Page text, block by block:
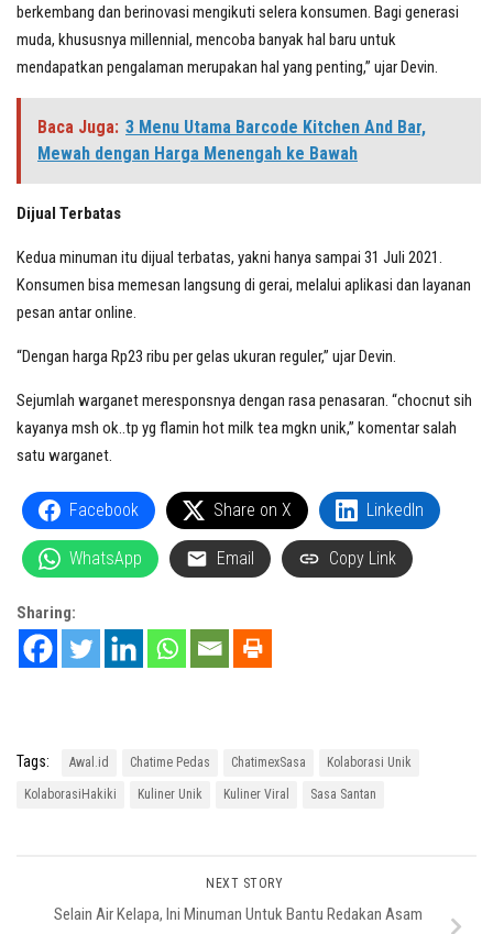
berkembang dan berinovasi mengikuti selera konsumen. Bagi generasi
muda, khususnya millennial, mencoba banyak hal baru untuk
mendapatkan pengalaman merupakan hal yang penting,” ujar Devin.
Baca Juga: 3 Menu Utama Barcode Kitchen And Bar,
Mewah dengan Harga Menengah ke Bawah
Dijual Terbatas
Kedua minuman itu dijual terbatas, yakni hanya sampai 31 Juli 2021.
Konsumen bisa memesan langsung di gerai, melalui aplikasi dan layanan
pesan antar online.
“Dengan harga Rp23 ribu per gelas ukuran reguler,” ujar Devin.
Sejumlah warganet meresponsnya dengan rasa penasaran. “chocnut sih
kayanya msh ok..tp yg flamin hot milk tea mgkn unik,” komentar salah
satu warganet.
Facebook Share on X LinkedIn
WhatsApp Email Copy Link
Sharing:
Tags: Awal.id Chatime Pedas ChatimexSasa Kolaborasi Unik
KolaborasiHakiki Kuliner Unik Kuliner Viral Sasa Santan
NEXT STORY
Selain Air Kelapa, Ini Minuman Untuk Bantu Redakan Asam